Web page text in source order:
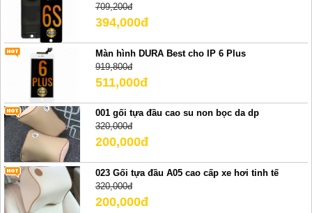
709,200đ
394,000đ
Màn hình DURA Best cho IP 6 Plus
919,800đ
511,000đ
001 gối tựa đầu cao su non bọc da dp
320,000đ
200,000đ
023 Gối tựa đầu A05 cao cấp xe hơi tinh tế
320,000đ
200,000đ